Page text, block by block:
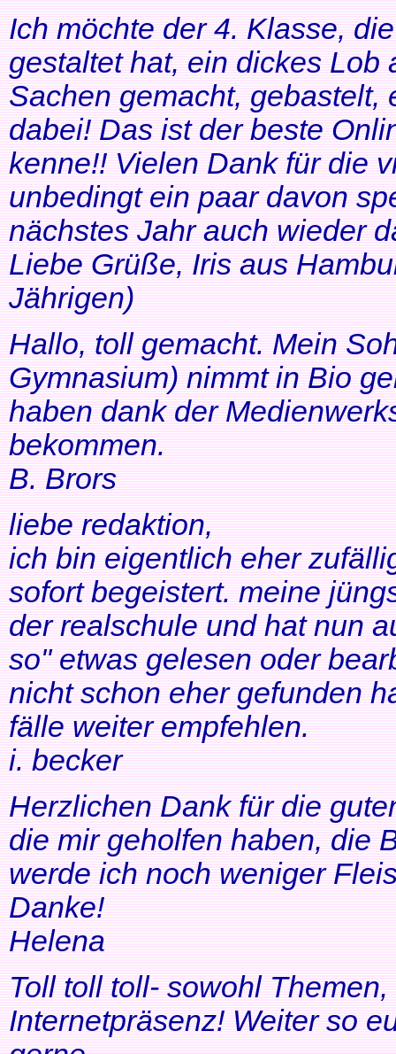
Ich möchte der 4. Klasse,
gestaltet hat, ein dickes Lob
Sachen gemacht, gebastelt,
dabei! Das ist der beste
kenne!! Vielen Dank für die
unbedingt ein paar davon
nächstes Jahr auch wieder
Liebe Grüße, Iris aus
Jährigen)
Hallo, toll gemacht. Mein
Gymnasium) nimmt in Bio
haben dank der
bekommen.
B. Brors
liebe redaktion,
ich bin eigentlich eher
sofort begeistert. meine
der realschule und hat nun
so" etwas gelesen oder
nicht schon eher gefunden
fälle weiter empfehlen.
i. becker
Herzlichen Dank für die
die mir geholfen haben, die
werde ich noch weniger
Danke!
Helena
Toll toll toll- sowohl
Internetpräsenz! Weiter so